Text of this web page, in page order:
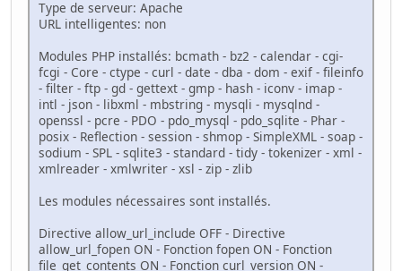
Type de serveur: Apache
URL intelligentes: non
Modules PHP installés: bcmath - bz2 - calendar - cgi-
fcgi - Core - ctype - curl - date - dba - dom - exif - fileinfo
- filter - ftp - gd - gettext - gmp - hash - iconv - imap -
intl - json - libxml - mbstring - mysqli - mysqlnd -
openssl - pcre - PDO - pdo_mysql - pdo_sqlite - Phar -
posix - Reflection - session - shmop - SimpleXML - soap -
sodium - SPL - sqlite3 - standard - tidy - tokenizer - xml -
xmlreader - xmlwriter - xsl - zip - zlib
Les modules nécessaires sont installés.
Directive allow_url_include OFF - Directive
allow_url_fopen ON - Fonction fopen ON - Fonction
file_get_contents ON - Fonction curl_version ON -